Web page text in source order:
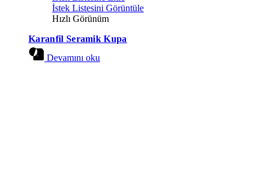
İstek Listesini Görüntüle
Hızlı Görünüm
Karanfil Seramik Kupa
Devamını oku